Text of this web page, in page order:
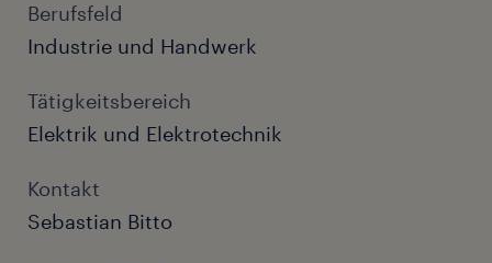
Berufsfeld
Industrie und Handwerk
Tätigkeitsbereich
Elektrik und Elektrotechnik
Kontakt
Sebastian Bitto